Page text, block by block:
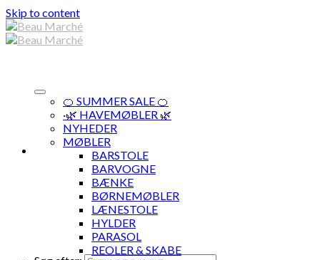
Skip to content
🍊 SUMMER SALE 🍊
·🌿 HAVEMØBLER 🌿
NYHEDER
MØBLER
BARSTOLE
BARVOGNE
BÆNKE
BØRNEMØBLER
LÆNESTOLE
HYLDER
PARASOL
REOLER & SKABE